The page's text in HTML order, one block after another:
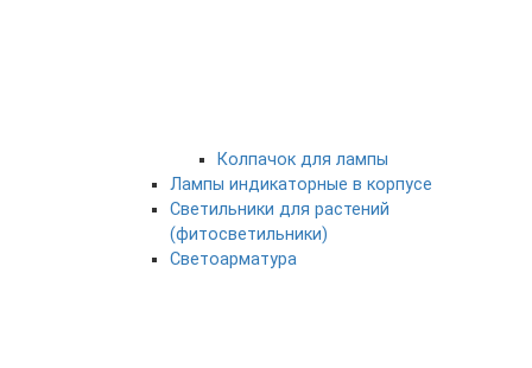
Колпачок для лампы
Лампы индикаторные в корпусе
Светильники для растений
(фитосветильники)
Светоарматура